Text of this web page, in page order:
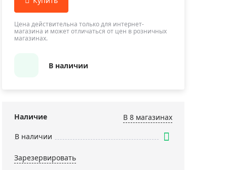
Измерители параметров окружающей
среды
Видеоэндоскопы
Прочее
Цена действительна только для интернет-
магазина и может отличаться от цен в розничных
магазинах.
В наличии
Наличие
В 8 магазинах
В наличии
Зарезервировать